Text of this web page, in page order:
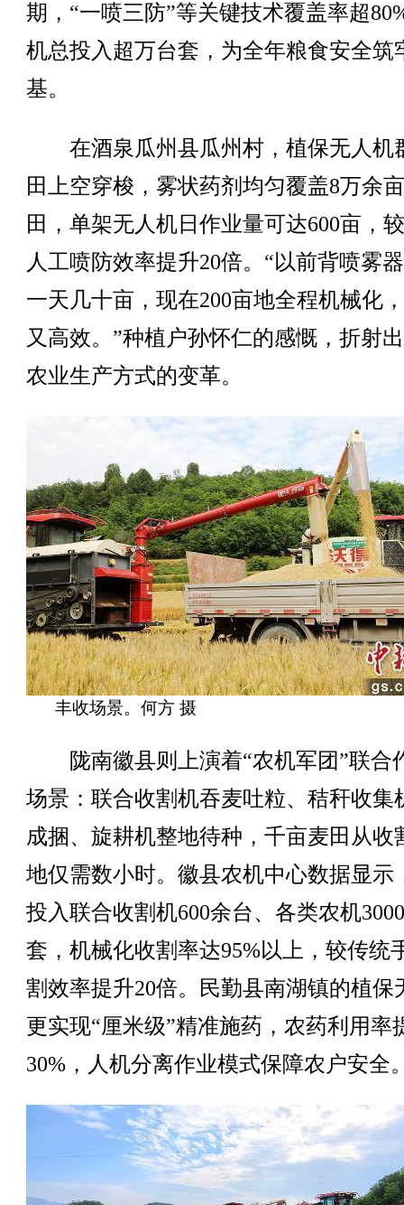
期，“一喷三防”等关键技术覆盖率超
机总投入超万台套，为全年粮食安全筑
基。
在酒泉瓜州县瓜州村，植保无人机
田上空穿梭，雾状药剂均匀覆盖8万余
田，单架无人机日作业量可达600亩，
人工喷防效率提升20倍。“以前背喷雾
一天几十亩，现在200亩地全程机械化
又高效。”种植户孙怀仁的感慨，折射
农业生产方式的变革。
丰收场景。何方 摄
陇南徽县则上演着“农机军团”联合
场景：联合收割机吞麦吐粒、秸秆收集
成捆、旋耕机整地待种，千亩麦田从收
地仅需数小时。徽县农机中心数据显示
投入联合收割机600余台、各类农机
套，机械化收割率达95%以上，较传统
割效率提升20倍。民勤县南湖镇的植保
更实现“厘米级”精准施药，农药利用率
30%，人机分离作业模式保障农户安全